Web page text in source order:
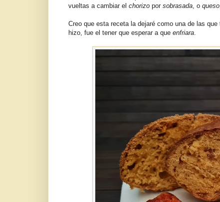
vueltas a cambiar el chorizo por sobrasada , o queso
Creo que esta receta la dejaré como una de las
hizo, fue el tener que esperar a que enfriara